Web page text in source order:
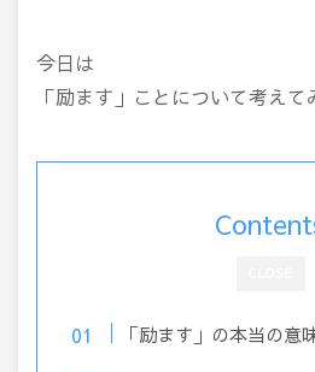
今日は
「励ます」ことについて考えて
「励ます」の本当の意